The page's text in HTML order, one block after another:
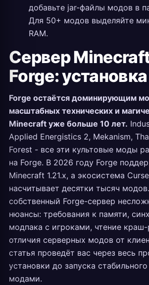
добавьте jar-файлы модов в
Для 50+ модов выделяйте
RAM.
Сервер
Forge:
Forge остаётся доминирующим
масштабных технических и
Minecraft уже больше 10 лет.
Applied Energistics 2, Mekanism,
Forest - все эти культовые моды
на Forge. В 2026 году Forge
Minecraft 1.21.x, а экосистема
насчитывает десятки тысяч
собственный Forge-сервер
нюансы: требования к памяти,
модпака с игроками, чтение
отличия серверных модов от
статья проведёт вас через весь
установки до запуска
модами.